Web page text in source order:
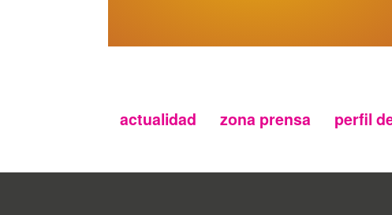
secundario
actualidad zona prensa perfil